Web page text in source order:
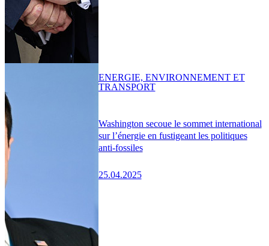
Washington secoue le sommet international
sur l’énergie en fustigeant les politiques
anti-fossiles
25.04.2025
ENERGIE, ENVIRONNEMENT ET
TRANSPORT